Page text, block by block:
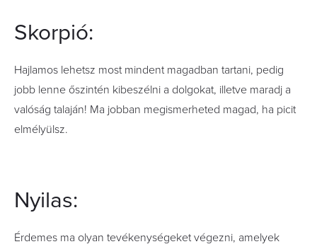
Skorpió:
Hajlamos lehetsz most mindent magadban tartani, pedig
jobb lenne őszintén kibeszélni a dolgokat, illetve maradj a
valóság talaján! Ma jobban megismerheted magad, ha picit
elmélyülsz.
Nyilas:
Érdemes ma olyan tevékenységeket végezni, amelyek